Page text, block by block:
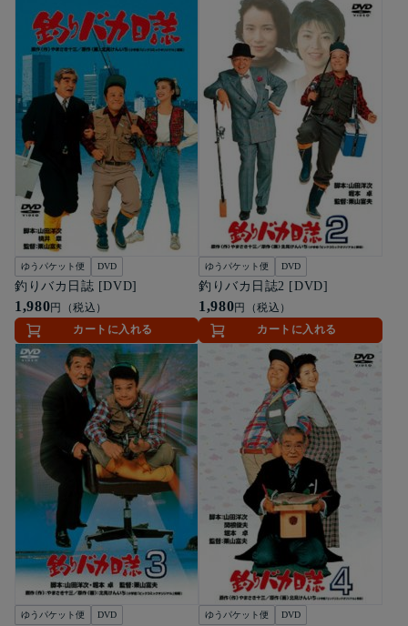
ゆうパケット便 DVD
釣りバカ日誌 [DVD]
1,980円（税込）
カートに入れる
ゆうパケット便 DVD
釣りバカ日誌2 [DVD]
1,980円（税込）
カートに入れる
ゆうパケット便 DVD ゆうパケット便 DVD